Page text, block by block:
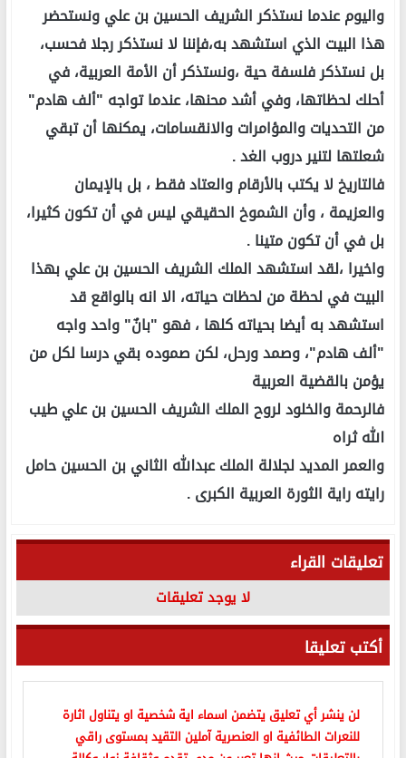
واليوم عندما نستذكر الشريف الحسين بن علي ونستحضر
هذا البيت الذي استشهد به،فإننا لا نستذكر رجلا فحسب،
بل نستذكر فلسفة حية ،ونستذكر أن الأمة العربية، في
أحلك لحظاتها، وفي أشد محنها، عندما تواجه "ألف هادم"
من التحديات والمؤامرات والانقسامات، يمكنها أن تبقي
شعلتها لتنير دروب الغد .
فالتاريخ لا يكتب بالأرقام والعتاد فقط ، بل بالإيمان
والعزيمة ، وأن الشموخ الحقيقي ليس في أن تكون كثيرا،
بل في أن تكون متينا .
واخيرا ،لقد استشهد الملك الشريف الحسين بن علي بهذا
البيت في لحظة من لحظات حياته، الا انه بالواقع قد
استشهد به أيضا بحياته كلها ، فهو "بانٌ" واحد واجه
"ألف هادم"، وصمد ورحل، لكن صموده بقي درسا لكل من
يؤمن بالقضية العربية
فالرحمة والخلود لروح الملك الشريف الحسين بن علي طيب
الله ثراه
والعمر المديد لجلالة الملك عبدالله الثاني بن الحسين حامل
رايته راية الثورة العربية الكبرى .
تعليقات القراء
لا يوجد تعليقات
أكتب تعليقا
لن ينشر أي تعليق يتضمن اسماء اية شخصية او يتناول اثارة
للنعرات الطائفية او العنصرية آملين التقيد بمستوى راقي